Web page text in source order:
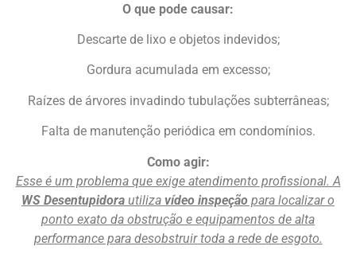
O que pode causar:
Descarte de lixo e objetos indevidos;
Gordura acumulada em excesso;
Raízes de árvores invadindo tubulações subterrâneas;
Falta de manutenção periódica em condomínios.
Como agir:
Esse é um problema que exige atendimento profissional. A
WS Desentupidora utiliza vídeo inspeção para localizar o
ponto exato da obstrução e equipamentos de alta
performance para desobstruir toda a rede de esgoto.